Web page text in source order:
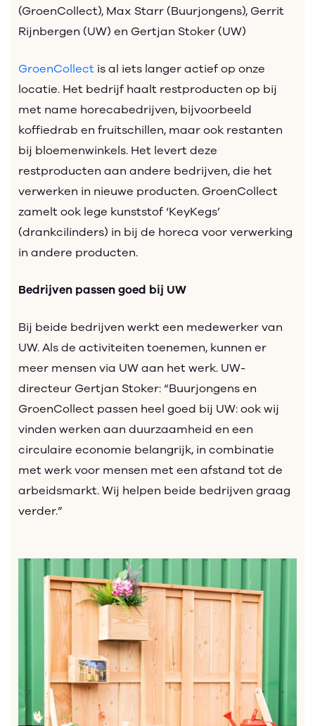
(GroenCollect), Max Starr (Buurjongens), Gerrit
Rijnbergen (UW) en Gertjan Stoker (UW)
GroenCollect is al iets langer actief op onze
locatie. Het bedrijf haalt restproducten op bij
met name horecabedrijven, bijvoorbeeld
koffiedrab en fruitschillen, maar ook restanten
bij bloemenwinkels. Het levert deze
restproducten aan andere bedrijven, die het
verwerken in nieuwe producten. GroenCollect
zamelt ook lege kunststof ‘KeyKegs’
(drankcilinders) in bij de horeca voor verwerking
in andere producten.
Bedrijven passen goed bij UW
Bij beide bedrijven werkt een medewerker van
UW. Als de activiteiten toenemen, kunnen er
meer mensen via UW aan het werk. UW-
directeur Gertjan Stoker: “Buurjongens en
GroenCollect passen heel goed bij UW: ook wij
vinden werken aan duurzaamheid en een
circulaire economie belangrijk, in combinatie
met werk voor mensen met een afstand tot de
arbeidsmarkt. Wij helpen beide bedrijven graag
verder.”